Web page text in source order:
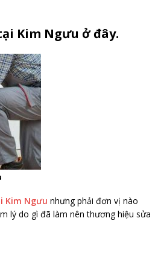
Kim Ngưu ở đây.
Kim Ngưu nhưng phải đơn vị nào
lý do gì đã làm nên thương hiệu sửa